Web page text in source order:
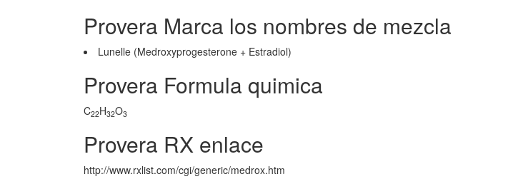
Provera Marca los nombres de mezcla
Lunelle (Medroxyprogesterone + Estradiol)
Provera Formula quimica
C22H32O3
Provera RX enlace
http://www.rxlist.com/cgi/generic/medrox.htm